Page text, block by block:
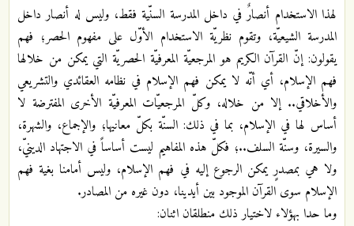
لهذا الاستخدام أنصارٌ في داخل المدرسة السنّية فقط، وليس له أنصار داخل
المدرسة الشيعيّة، وتقوم نظريّة الاستخدام الأوّل على مفهوم الحصر؛ فهم
يقولون: إنّ القرآن الكريم هو المرجعيّة المعرفيّة الحصريّة التي يمكن من خلالها
فهم الإسلام، أي أنّه لا يمكن فهم الإسلام في نظامه العقائدي والتشريعي
والأخلاقي.. إلا من خلاله، وكلّ المرجعيّات المعرفيّة الأخرى المفترضة لا
أساس لها في الإسلام، بما في ذلك: السنّة بكلّ معانيها؛ والإجماع، والشهرة،
والسيرة، وسنّة السلف..؛ فكلّ هذه المفاهيم ليست أساساً في الاجتهاد الدينيّ،
ولا هي بمصدرٍ يمكن الرجوع إليه في فهم الإسلام، وليس أمامنا بغية فهم
الإسلام سوى القرآن الموجود بين أيدينا، دون غيره من المصادر.
وما حدا بهؤلاء لاختيار ذلك منطلقان اثنان: